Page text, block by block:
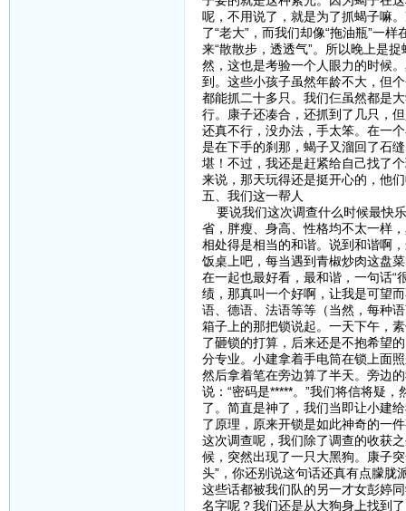
呢，不用说了，就是为了抓蝎子嘛
了“老大”，而我们却像“拖油瓶”一
来“散散步，透透气”。所以晚上是
然，这也是考验一个人眼力的时候
到。这些小孩子虽然年龄不大，但
都能抓二十多只。我们仨虽然都是
行。康子还凑合，还抓到了几只，
还真不行，没办法，手太笨。在一
是在下手的刹那，蝎子又溜回了石
堪！不过，我还是赶紧给自己找了
来说，那天玩得还是挺开心的，他
五、我们这一帮人
要说我们这次调查什么时候最快
省，胖瘦、身高、性格均不太一样
相处得是相当的和谐。说到和谐啊
饭桌上吧，每当遇到青椒炒肉这盘
在一起也最好看，最和谐，一句话“
绩，那真叫一个好啊，让我是可望
语、德语、法语等等（当然，每种
箱子上的那把锁说起。一天下午，
了砸锁的打算，后来还是不抱希望
分专业。小建拿着手电筒在锁上面
然后拿着笔在旁边算了半天。旁边
说：“密码是*****。”我们将信将疑
了。简直是神了，我们当即让小建
了原理，原来开锁是如此神奇的一
这次调查呢，我们除了调查的收获
候，突然出现了一只大黑狗。康子
头”，你还别说这句话还真有点朦胧
这些话都被我们队的另一才女彭婷
名字呢？我们还是从大狗身上找到